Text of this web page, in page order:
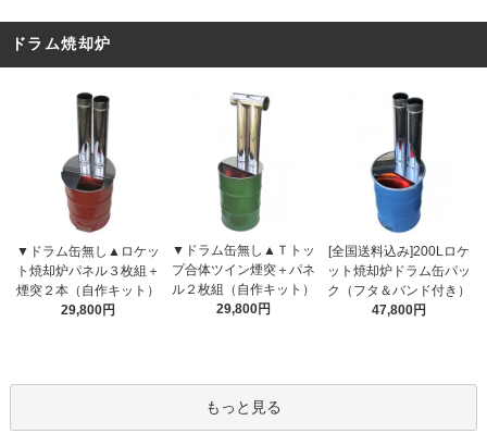
ドラム焼却炉
▼ドラム缶無し▲ロケッ
ト焼却炉パネル３枚組＋
煙突２本（自作キット）
29,800円
▼ドラム缶無し▲Ｔトッ
プ合体ツイン煙突＋パネ
ル２枚組（自作キット）
29,800円
[全国送料込み]200Lロケ
ット焼却炉ドラム缶パッ
ク（フタ＆バンド付き）
47,800円
もっと見る